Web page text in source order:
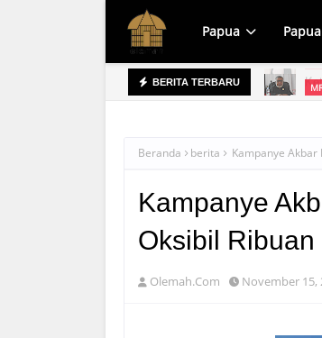
Papua
BERITA TERBARU
Beranda berita Kampanye Akbar
Kampanye
Oksibil
Olemah.Com November 15,